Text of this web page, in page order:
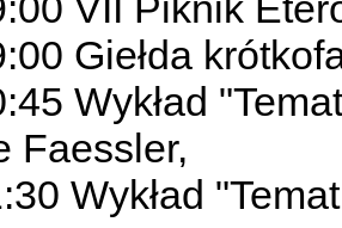
Giełda
Wykład
Faessler,
Wykład